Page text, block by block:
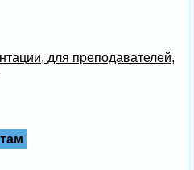
для преподавателей,